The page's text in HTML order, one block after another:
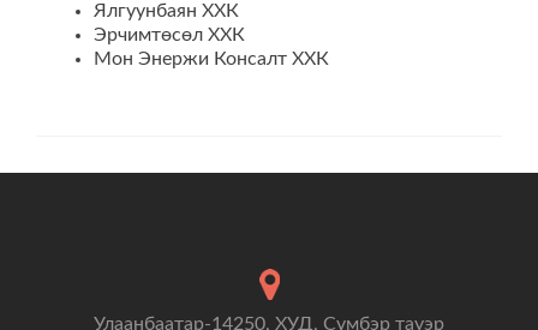
Ялгуунбаян ХХК
Эрчимтөсөл ХХК
Мон Энержи Консалт ХХК
Улаанбаатар-14250, ХУД, Сүмбэр тауэр